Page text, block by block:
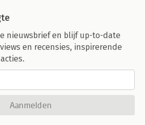
nieuwsbrief en blijf up-to-date
en recensies, inspirerende
Aanmelden